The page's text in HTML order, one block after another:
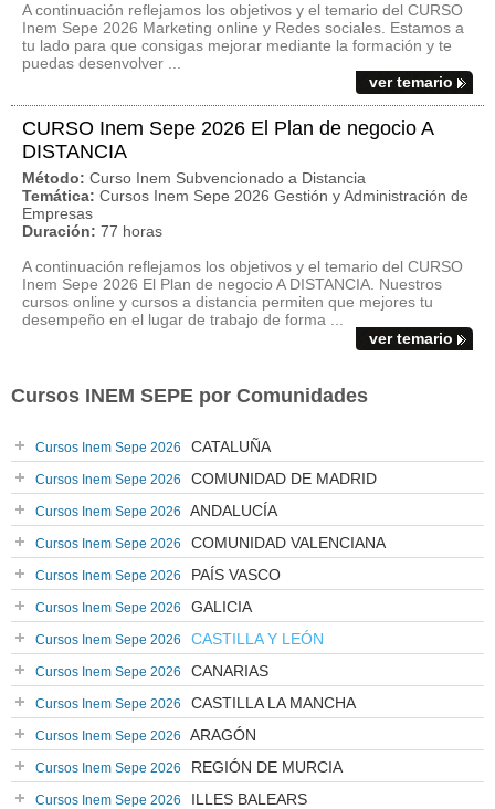
A continuación reflejamos los objetivos y el temario del CURSO
Inem Sepe 2026 Marketing online y Redes sociales. Estamos a
tu lado para que consigas mejorar mediante la formación y te
puedas desenvolver ...
ver temario
CURSO Inem Sepe 2026 El Plan de negocio A
DISTANCIA
Método: Curso Inem Subvencionado a Distancia
Temática: Cursos Inem Sepe 2026 Gestión y Administración de
Empresas
Duración: 77 horas
A continuación reflejamos los objetivos y el temario del CURSO
Inem Sepe 2026 El Plan de negocio A DISTANCIA. Nuestros
cursos online y cursos a distancia permiten que mejores tu
desempeño en el lugar de trabajo de forma ...
ver temario
Cursos INEM SEPE por Comunidades
Cursos Inem Sepe 2026 CATALUÑA
Cursos Inem Sepe 2026 COMUNIDAD DE MADRID
Cursos Inem Sepe 2026 ANDALUCÍA
Cursos Inem Sepe 2026 COMUNIDAD VALENCIANA
Cursos Inem Sepe 2026 PAÍS VASCO
Cursos Inem Sepe 2026 GALICIA
Cursos Inem Sepe 2026 CASTILLA Y LEÓN
Cursos Inem Sepe 2026 CANARIAS
Cursos Inem Sepe 2026 CASTILLA LA MANCHA
Cursos Inem Sepe 2026 ARAGÓN
Cursos Inem Sepe 2026 REGIÓN DE MURCIA
Cursos Inem Sepe 2026 ILLES BALEARS